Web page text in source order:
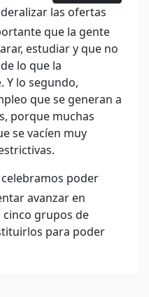
las ofertas
que la gente
estudiar y que no
lo que la
Y lo segundo,
que se generan a
porque muchas
se vacíen muy
poder
avanzar en
cinco grupos de
para poder